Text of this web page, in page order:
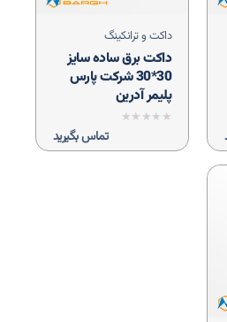
داکت و ترانکینگ
داکت برق ساده سایز
30*30 شرکت پارس
پلیمر آدرین
0
تماس بگیرید